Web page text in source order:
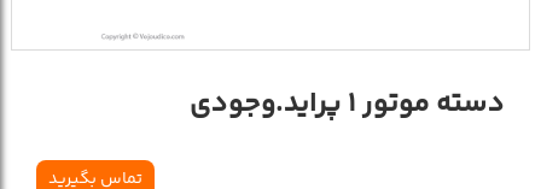
دسته موتور 1 پراید.وجودی
تماس بگیرید